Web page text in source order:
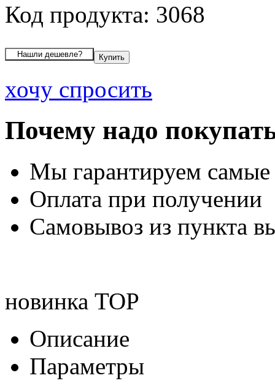
Код продукта: 3068
хочу спросить
Почему надо
Мы гарантируем
Оплата при получении
Самовывоз из пункта
новинка TOP
Описание
Параметры